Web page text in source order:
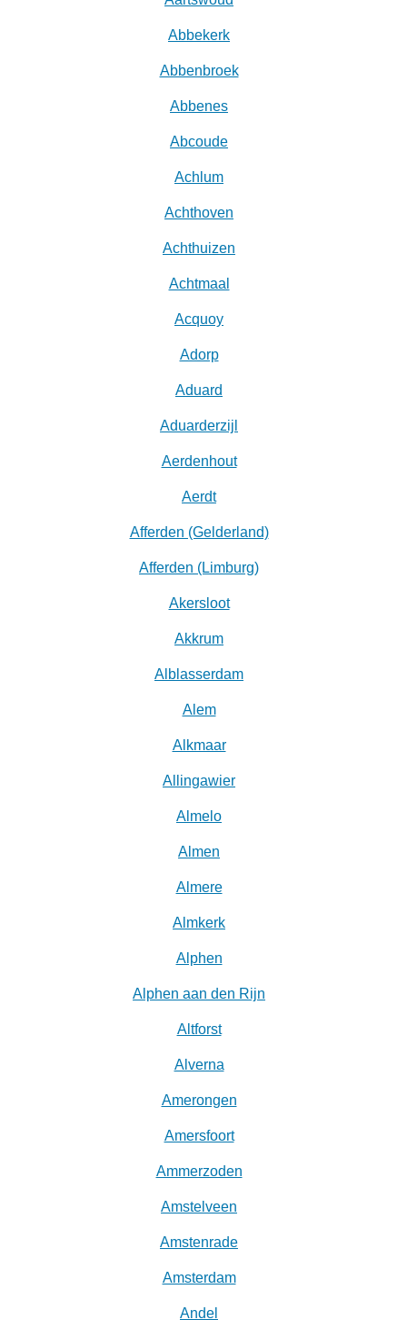
Abbekerk
Abbenbroek
Abbenes
Abcoude
Achlum
Achthoven
Achthuizen
Achtmaal
Acquoy
Adorp
Aduard
Aduarderzijl
Aerdenhout
Aerdt
Afferden (Gelderland)
Afferden (Limburg)
Akersloot
Akkrum
Alblasserdam
Alem
Alkmaar
Allingawier
Almelo
Almen
Almere
Almkerk
Alphen
Alphen aan den Rijn
Altforst
Alverna
Amerongen
Amersfoort
Ammerzoden
Amstelveen
Amstenrade
Amsterdam
Andel